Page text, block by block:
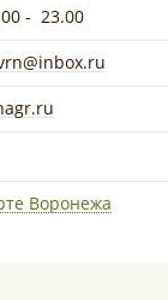
- 23.00
Воронежа